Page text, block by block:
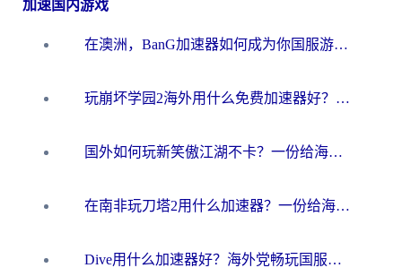
加速国内游戏
在澳洲，BanG加速器如何成为你国服游戏的“时光机”？
玩崩坏学园2海外用什么免费加速器好？2026海外党亲测国服游戏加速指南
国外如何玩新笑傲江湖不卡？一份给海外游子的终极网络指南
在南非玩刀塔2用什么加速器？一份给海外游子的终极生存指南
Dive用什么加速器好？海外党畅玩国服游戏的终极避坑指南